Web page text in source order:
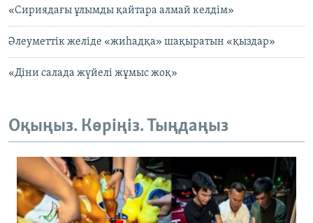
«Cириядағы ұлымды қайтара алмай келдім»
Әлеуметтік желіде «жиһадқа» шақыратын «қыздар»
«Діни салада жүйелі жұмыс жоқ»
Оқыңыз. Көріңіз. Тыңдаңыз